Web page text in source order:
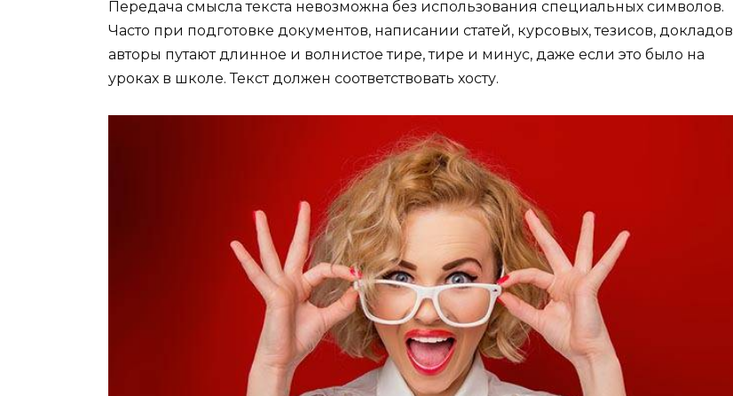
Передача смысла текста невозможна без использования специальных символов.
Часто при подготовке документов, написании статей, курсовых, тезисов, докладов
авторы путают длинное и волнистое тире, тире и минус, даже если это было на
уроках в школе. Текст должен соответствовать хосту.